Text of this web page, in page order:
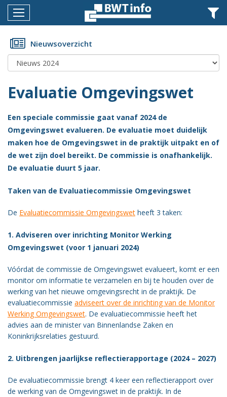
Menu
Home
Nieuws
Documenten
Dossiers
Fotoalbums
Opleidingen
BWT
BMK
Vacatures
BWT
Contact
Nieuwsoverzicht
Evaluatie Omgevingswet
Een speciale commissie gaat vanaf 2024 de
Omgevingswet evalueren. De evaluatie moet duidelijk
maken hoe de Omgevingswet in de praktijk uitpakt en of
de wet zijn doel bereikt. De commissie is onafhankelijk.
De evaluatie duurt 5 jaar.
Taken van de Evaluatiecommissie Omgevingswet
De Evaluatiecommissie Omgevingswet heeft 3 taken:
1. Adviseren over inrichting Monitor Werking
Omgevingswet (voor 1 januari 2024)
Vóórdat de commissie de Omgevingswet evalueert, komt er een
monitor om informatie te verzamelen en bij te houden over de
werking van het nieuwe omgevingsrecht in de praktijk. De
evaluatiecommissie adviseert over de inrichting van de Monitor
Werking Omgevingswet. De evaluatiecommissie heeft het
advies aan de minister van Binnenlandse Zaken en
Koninkrijksrelaties gestuurd.
2. Uitbrengen jaarlijkse reflectierapportage (2024 – 2027)
De evaluatiecommissie brengt 4 keer een reflectierapport over
de werking van de Omgevingswet in de praktijk. In de